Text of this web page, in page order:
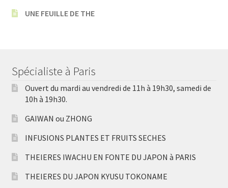
UNE FEUILLE DE THE
Spécialiste à Paris
Ouvert du mardi au vendredi de 11h à 19h30, samedi de
10h à 19h30.
GAIWAN ou ZHONG
INFUSIONS PLANTES ET FRUITS SECHES
THEIERES IWACHU EN FONTE DU JAPON à PARIS
THEIERES DU JAPON KYUSU TOKONAME